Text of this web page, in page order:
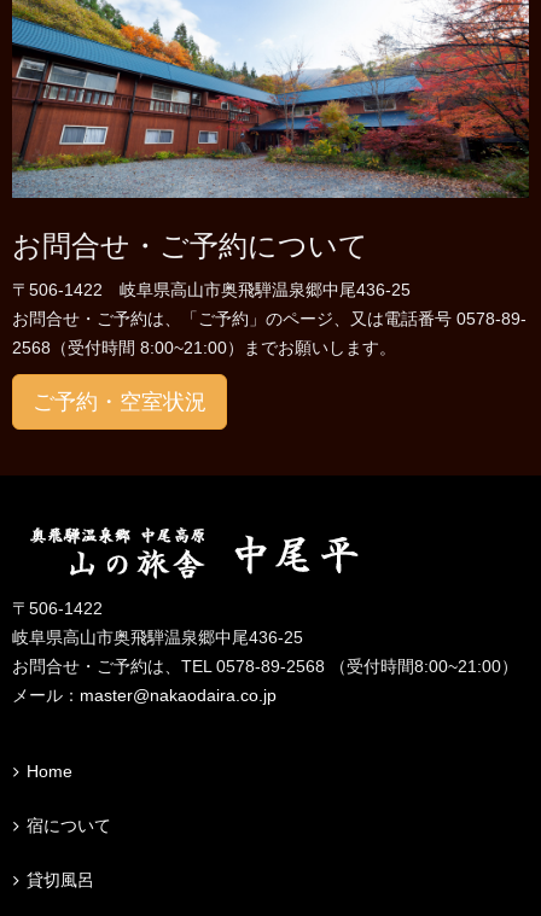
お問合せ・ご予約について
〒506-1422 岐阜県高山市奥飛騨温泉郷中尾436-25
お問合せ・ご予約は、「ご予約」のページ、又は電話番号 0578-89-
2568（受付時間 8:00~21:00）までお願いします。
ご予約・空室状況
〒506-1422
岐阜県高山市奥飛騨温泉郷中尾436-25
お問合せ・ご予約は、TEL 0578-89-2568 （受付時間8:00~21:00）
メール： master@nakaodaira.co.jp
Home
宿について
貸切風呂